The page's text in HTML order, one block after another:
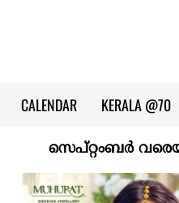
CALENDAR KERALA @70
സെപ്റ്റംബർ വരെയുള്ള